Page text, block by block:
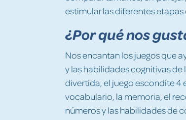
estimular las diferentes
¿Por qué nos
Nos encantan los juegos que
y las habilidades cognitivas
divertida, el juego escondite 4
vocabulario, la memoria, el
números y las habilidades de